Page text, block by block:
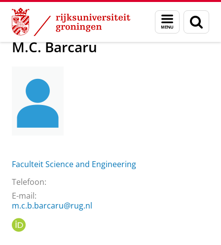
Skip
Content
Skip
Navigation
Menu
en
zoeken
Over ons M.C. Barcaru
M.C. Barcaru
Faculteit Science and Engineering
Telefoon:
E-mail:
m.c.b.barcaru@rug.nl